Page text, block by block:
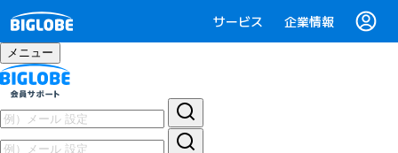
サービス 企業情報
メニュー